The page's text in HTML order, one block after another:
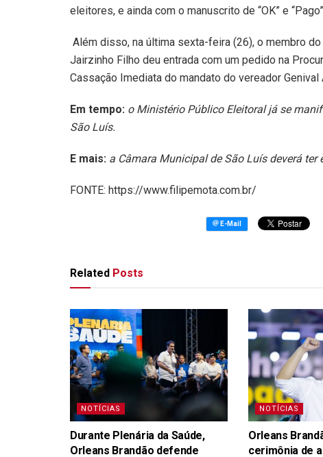
eleitores, e ainda com o manuscrito de “OK” e
Além disso, na última sexta-feira (26), o membro
Jairzinho Filho deu entrada com um pedido na
Cassação Imediata do mandato do vereador Genival
Em tempo: o Ministério Público Eleitoral já se
São Luís.
E mais: a Câmara Municipal de São Luís deverá ter
FONTE: https://www.filipemota.com.br/
Related Posts
NOTÍCIAS
Durante Plenária da Saúde,
Orleans Brandão defende
NOTÍCIAS
Orleans
cerimônia de